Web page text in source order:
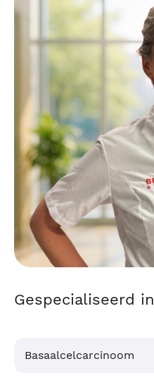
Gespecialiseerd in
Basaalcelcarcinoom